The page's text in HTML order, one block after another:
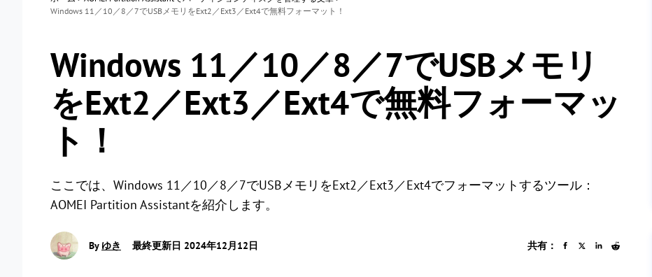
Windows 11／10／8／7でUSBメモリをExt2／Ext3／Ext4で無料フォーマット！
Windows 11／10／8／7でUSBメモリ
をExt2／Ext3／Ext4で無料フォーマッ
ト！
ここでは、Windows 11／10／8／7でUSBメモリをExt2／Ext3／Ext4でフォーマットするツール：
AOMEI Partition Assistantを紹介します。
By ゆき 最終更新日 2024年12月12日 共有：